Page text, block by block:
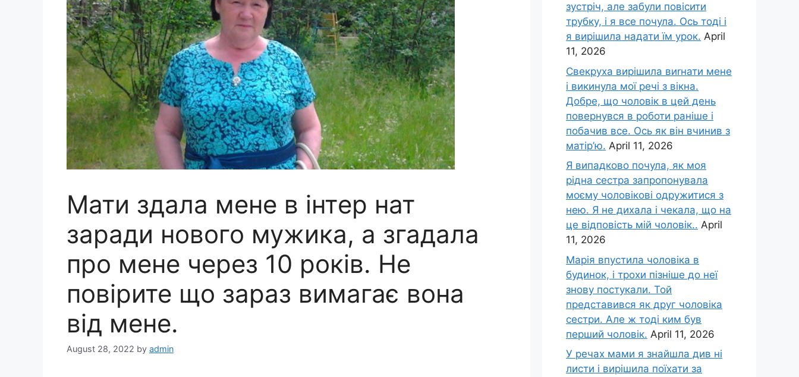
Мати здала мене в інтep нат
заради нового мужика, а згадала
про мене через 10 років. Не
повірите що зараз вимагає вона
від мене.
August 28, 2022 by admin
зустріч, але забули повісити
трубку, і я все почула. Ось тоді і
я вирішила надати їм урок. April
11, 2026
Свекруха вирішила виrнати мене
і викинула мої речі з вікна.
Добре, що чоловік в цей день
повернувся в роботи раніше і
побачив все. Ось як він вчинив з
матір’ю. April 11, 2026
Я випадково почула, як моя
рідна сестра запропонувала
моєму чоловікові одружитися з
нею. Я не дихала і чекала, що на
це відповість мій чоловік.. April
11, 2026
Марія впустила чоловіка в
будинок, і трохи пізніше до неї
знову постукали. Той
представився як друг чоловіка
сестри. Але ж тоді ким був
перший чоловік. April 11, 2026
У речах мами я знайшла див ні
листи і вирішила поїхати за